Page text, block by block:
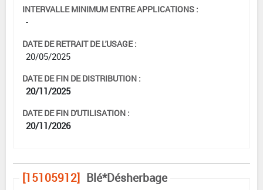
INTERVALLE MINIMUM ENTRE APPLICATIONS :
-
DATE DE RETRAIT DE L'USAGE :
20/05/2025
DATE DE FIN DE DISTRIBUTION :
20/11/2025
DATE DE FIN D'UTILISATION :
20/11/2026
[15105912] Blé*Désherbage